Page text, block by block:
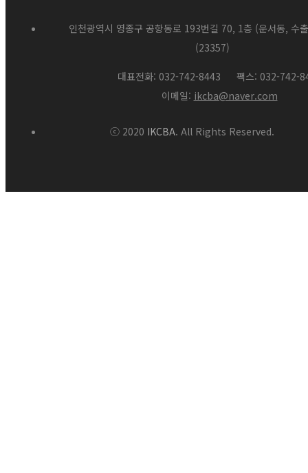
인천광역시 영종구 공항동로 193번길 70, 1층 (운서동, 수
(23357)
대표전화: 032-742-8443
팩스: 032-742-
이메일: ikcba@naver.com
ⓒ 2020 IKCBA. All Rights Reserved.